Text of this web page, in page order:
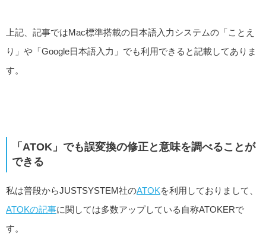
上記、記事ではMac標準搭載の日本語入力システムの「ことえ
り」や「Google日本語入力」でも利用できると記載してありま
す。
「ATOK」でも誤変換の修正と意味を調べることが
できる
私は普段からJUSTSYSTEM社のATOKを利用しておりまして、
ATOKの記事に関しては多数アップしている自称ATOKERで
す。